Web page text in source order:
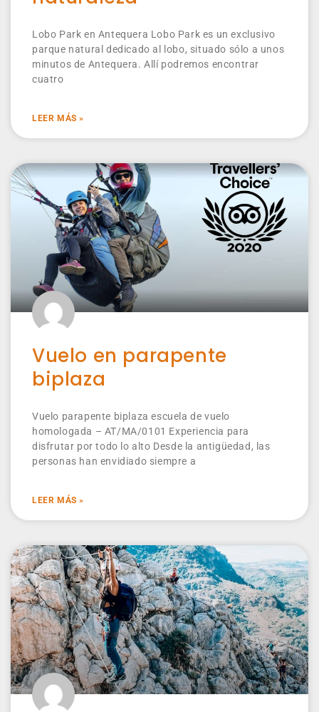
Lobo Park en Antequera Lobo Park es un exclusivo
parque natural dedicado al lobo, situado sólo a unos
minutos de Antequera. Allí podremos encontrar
cuatro
LEER MÁS »
Vuelo en parapente
biplaza
Vuelo parapente biplaza escuela de vuelo
homologada – AT/MA/0101 Experiencia para
disfrutar por todo lo alto Desde la antigüedad, las
personas han envidiado siempre a
LEER MÁS »